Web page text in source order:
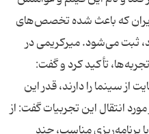
كه باعث شده تخصص‌های
ثبت می‌شود. میركریمی در
تأكید كرد و گفت:
از سینما را دارند، قدر این
انتقال این تجربیات گفت: از